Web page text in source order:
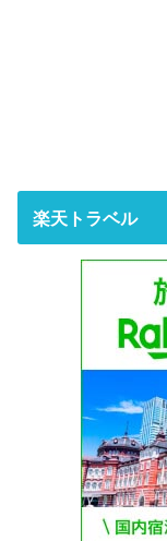
楽天トラベル